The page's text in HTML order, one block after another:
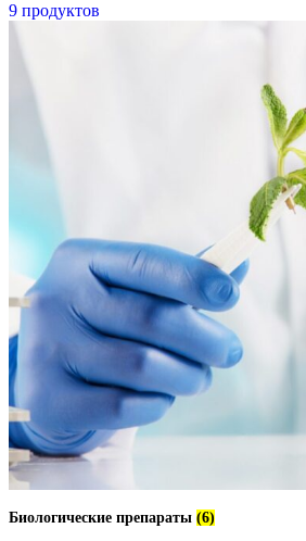
9 продуктов
Биологические препараты (6)